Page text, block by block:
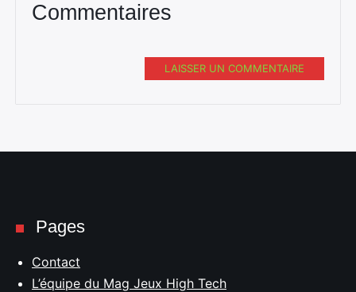
Commentaires
LAISSER UN COMMENTAIRE
Pages
Contact
L’équipe du Mag Jeux High Tech